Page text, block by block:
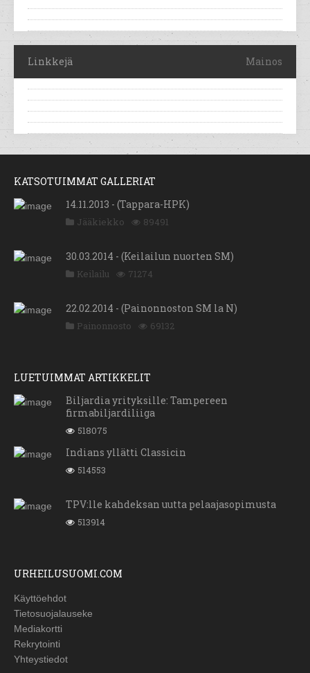
Linkkejä Mainos
KATSOTUIMMAT GALLERIAT
14.11.2013 - (Tappara-HPK)
Jääkiekko 89491
30.03.2014 - (Keilailun nuorten SM)
Keilailu 71274
22.02.2014 - (Painonnoston SM la N)
Painonnosto 69132
LUETUIMMAT ARTIKKELIT
Biljardia yrityksille: Tampereen
firmabiljardiliiga
518075
Indians yllätti Classicin
514553
TPV:lle kahdeksan uutta pelaajasopimusta
513914
URHEILUSUOMI.COM
Käyttöehdot
Tietosuojalauseke
Mediakortti
Rekrytointi
Yhteystiedot